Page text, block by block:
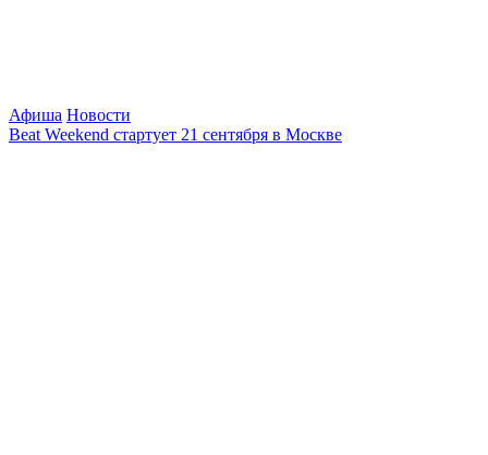
Афиша Новости
Beat Weekend стартует 21 сентября в Москве